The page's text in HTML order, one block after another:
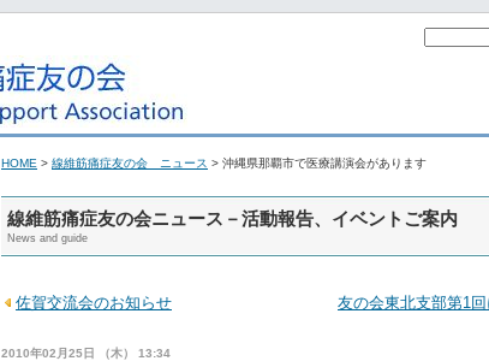
HOME > 線維筋痛症友の会 ニュース > 沖縄県那覇市で医療講演会があります
線維筋痛症友の会ニュース－活動報告、イベントご案内
News and guide
佐賀交流会のお知らせ
友の会東北支部第1
2010年02月25日 （木） 13:34